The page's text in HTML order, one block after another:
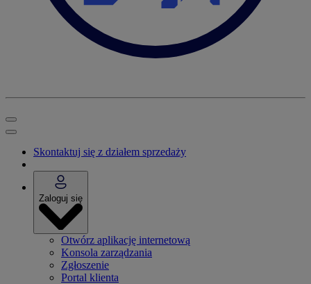
Skontaktuj się z działem sprzedaży
Zaloguj się
Otwórz aplikację internetową
Konsola zarządzania
Zgłoszenie
Portal klienta